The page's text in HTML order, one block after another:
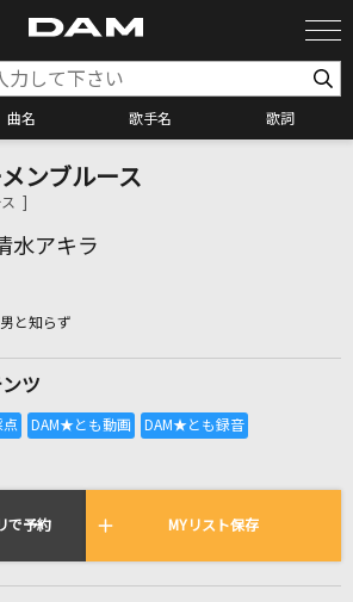
曲名 歌手名 歌詞
カラオケ検索
全国りれき
イムで歌われている曲の一覧
(アニメ映像 Ver.)
ンブルース
]
水アキラ
と知らず
ツ
で予約 MYリスト保存